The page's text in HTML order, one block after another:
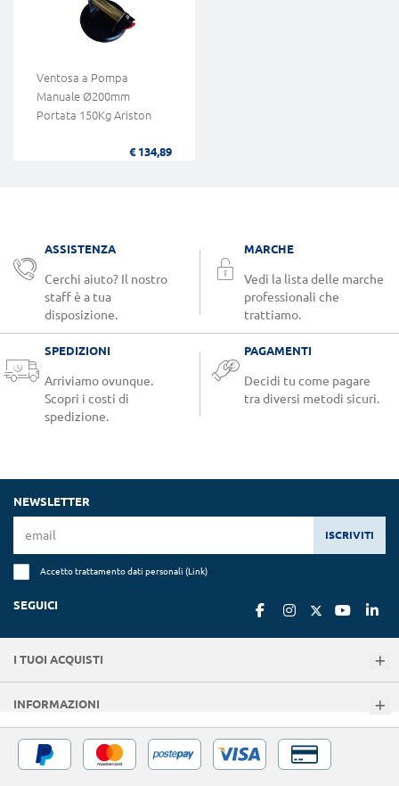
Ventosa a Pompa
Manuale Ø200mm
Portata 150Kg Ariston
€ 134,89
ASSISTENZA
Cerchi aiuto? Il nostro
staff è a tua
disposizione.
MARCHE
Vedi la lista delle marche
professionali che
trattiamo.
SPEDIZIONI
Arriviamo ovunque.
Scopri i costi di
spedizione.
PAGAMENTI
Decidi tu come pagare
tra diversi metodi sicuri.
NEWSLETTER
ISCRIVITI
Accetto trattamento dati personali (Link)
SEGUICI
I TUOI ACQUISTI
INFORMAZIONI